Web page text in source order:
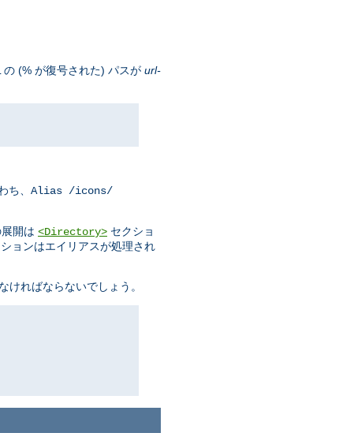
(% が復号された) パスが url-
ち、 Alias /icons/
開は <Directory> セクショ
ョンはエイリアスが処理され
ればならないでしょう。